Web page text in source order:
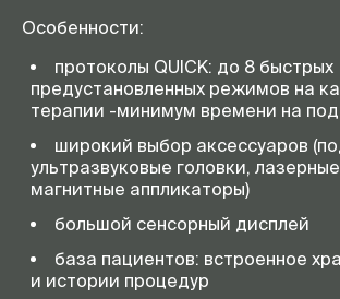
Особенности:
протоколы QUICK: до 8 быстрых
предустановленных режимов на
терапии -минимум времени на
широкий выбор аксессуаров
ультразвуковые головки,
магнитные аппликаторы)
большой сенсорный дисплей
база пациентов: встроенное
и истории процедур